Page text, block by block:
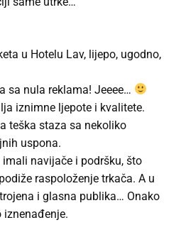
u Hotelu Lav, lijepo, ugodno,
sa nula reklama! Jeeee…
iznimne ljepote i kvalitete.
teška staza sa nekoliko
uspona.
imali navijače i podršku, što
raspoloženje trkača. A u
i glasna publika… Onako
iznenađenje.